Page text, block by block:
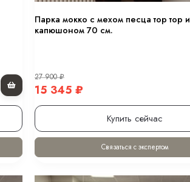
Парка мокко с мехом песца тор тор и
капюшоном 70 см.
27 900₽
15 345₽
Купить сейчас
Связаться с экспертом